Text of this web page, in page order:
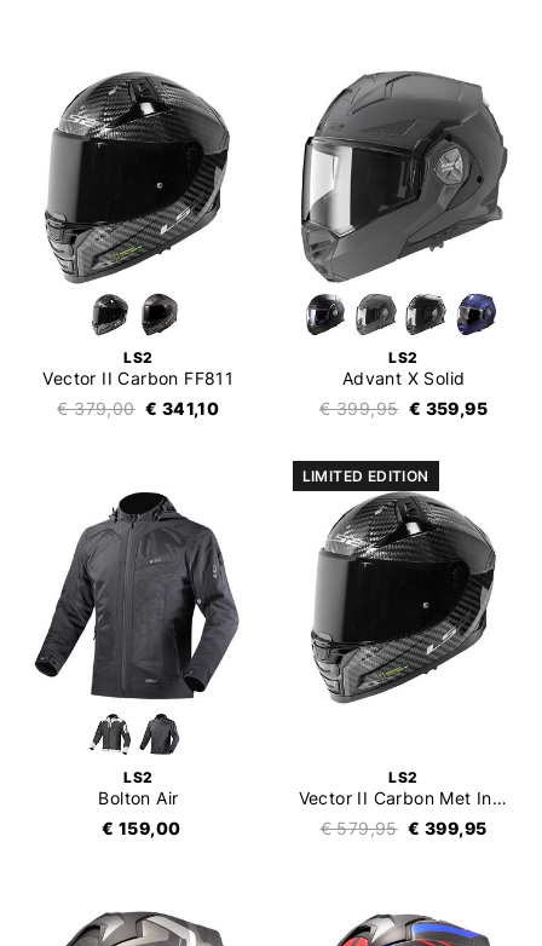
LS2
Vector II Carbon FF811
€ 379,00 € 341,10
LS2
Advant X Solid
€ 399,95 € 359,95
LS2
Bolton Air
€ 159,00
LIMITED EDITION
LS2
Vector II Carbon Met Intercom 4X
€ 579,95 € 399,95